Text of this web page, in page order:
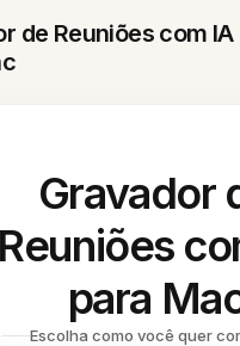
de Reuniões com IA
Gravador
Reuniões
para
Escolha como você quer